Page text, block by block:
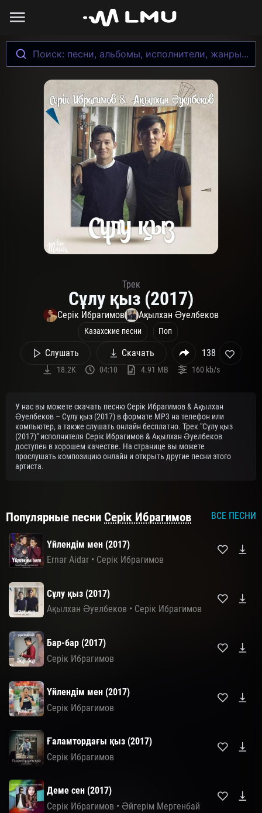
Поиск: песни, альбомы, исполнители, жанры...
Трек
Сұлу қыз (2017)
Серік Ибрагимов Ақылхан Əуелбеков
Казахские песни Поп
Слушать Скачать 138
18.2K 04:10 4.91 MB 160 kb/s
У нас вы можете скачать песню Серік Ибрагимов & Ақылхан
Əуелбеков – Сұлу қыз (2017) в формате MP3 на телефон или
компьютер, а также слушать онлайн бесплатно. Трек "Сұлу қыз
(2017)" исполнителя Серік Ибрагимов & Ақылхан Əуелбеков
доступен в хорошем качестве. На странице вы можете
прослушать композицию онлайн и открыть другие песни этого
артиста.
Популярные песни Серік Ибрагимов ВСЕ ПЕСНИ
Үйлендім мен (2017)
Ernar Aidar • Серік Ибрагимов
Сұлу қыз (2017)
Ақылхан Əуелбеков • Серік Ибрагимов
Бар-бар (2017)
Серік Ибрагимов
Үйлендім мен (2017)
Серік Ибрагимов
Ғаламтордағы қыз (2017)
Серік Ибрагимов
Деме сен (2017)
Серік Ибрагимов • Әйгерім Мергенбай